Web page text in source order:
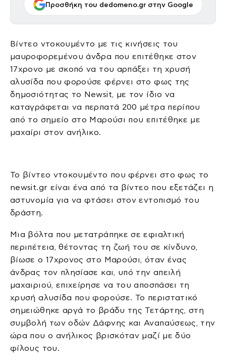
Προσθήκη του dedomeno.gr στην Google
Βίντεο ντοκουμέντο με τις κινήσεις του
μαυροφορεμένου άνδρα που επιτέθηκε στον
17χρονο με σκοπό να του αρπάξει τη χρυσή
αλυσίδα που φορούσε φέρνει στο φως της
δημοσιότητας το Newsit, με τον ίδιο να
καταγράφεται να περπατά 200 μέτρα περίπου
από το σημείο στο Μαρούσι που επιτέθηκε με
μαχαίρι στον ανήλικο.
Το βίντεο ντοκουμέντο που φέρνει στο φως το
newsit.gr είναι ένα από τα βίντεο που εξετάζει η
αστυνομία για να φτάσει στον εντοπισμό του
δράστη.
Μια βόλτα που μετατράπηκε σε εφιαλτική
περιπέτεια, θέτοντας τη ζωή του σε κίνδυνο,
βίωσε ο 17χρονος στο Μαρούσι, όταν ένας
άνδρας τον πλησίασε και, υπό την απειλή
μαχαιριού, επιχείρησε να του αποσπάσει τη
χρυσή αλυσίδα που φορούσε. Το περιστατικό
σημειώθηκε αργά το βράδυ της Τετάρτης, στη
συμβολή των οδών Δάφνης και Αναπαύσεως, την
ώρα που ο ανήλικος βρισκόταν μαζί με δύο
φίλους του.